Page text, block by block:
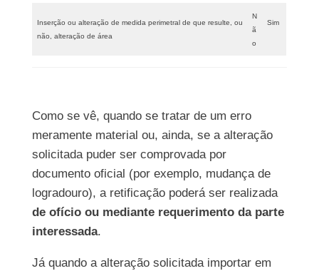
Inserção ou alteração de medida perimetral de que resulte, ou
não, alteração de área
N
ã
o
Sim
Como se vê, quando se tratar de um erro
meramente material ou, ainda, se a alteração
solicitada puder ser comprovada por
documento oficial (por exemplo, mudança de
logradouro), a retificação poderá ser realizada
de ofício ou mediante requerimento da parte
interessada.
Já quando a alteração solicitada importar em